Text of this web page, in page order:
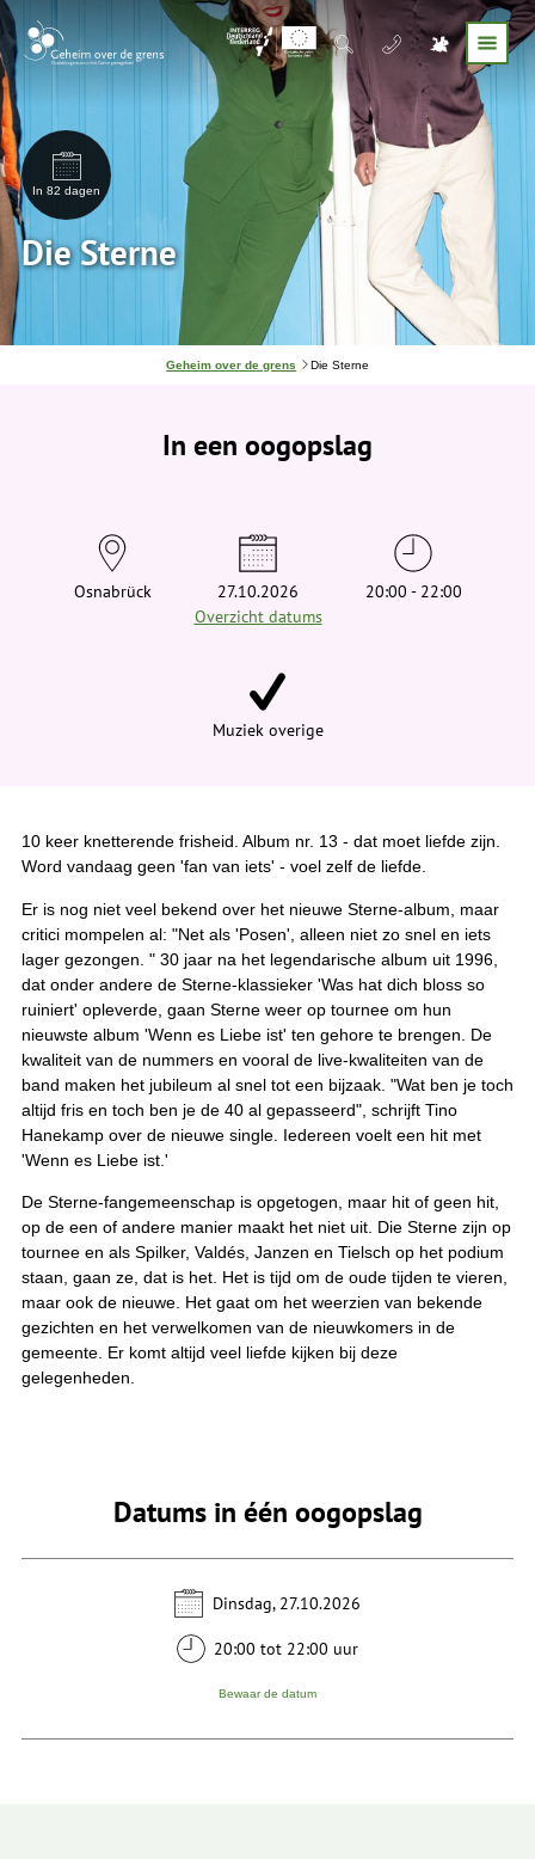
In 82 dagen
Die Sterne
J
v
i
Geheim over de grens Die Sterne
In een oogopslag
Osnabrück
27.10.2026
Overzicht datums
20:00 - 22:00
Muziek overige
10 keer knetterende frisheid. Album nr. 13 - dat moet liefde zijn.
Word vandaag geen 'fan van iets' - voel zelf de liefde.
Er is nog niet veel bekend over het nieuwe Sterne-album, maar
critici mompelen al: "Net als 'Posen', alleen niet zo snel en iets
lager gezongen. " 30 jaar na het legendarische album uit 1996,
dat onder andere de Sterne-klassieker 'Was hat dich bloss so
ruiniert' opleverde, gaan Sterne weer op tournee om hun
nieuwste album 'Wenn es Liebe ist' ten gehore te brengen. De
kwaliteit van de nummers en vooral de live-kwaliteiten van de
band maken het jubileum al snel tot een bijzaak. "Wat ben je toch
altijd fris en toch ben je de 40 al gepasseerd", schrijft Tino
Hanekamp over de nieuwe single. Iedereen voelt een hit met
'Wenn es Liebe ist.'
De Sterne-fangemeenschap is opgetogen, maar hit of geen hit,
op de een of andere manier maakt het niet uit. Die Sterne zijn op
tournee en als Spilker, Valdés, Janzen en Tielsch op het podium
staan, gaan ze, dat is het. Het is tijd om de oude tijden te vieren,
maar ook de nieuwe. Het gaat om het weerzien van bekende
gezichten en het verwelkomen van de nieuwkomers in de
gemeente. Er komt altijd veel liefde kijken bij deze
gelegenheden.
Datums in één oogopslag
Dinsdag, 27.10.2026
20:00 tot 22:00 uur
Bewaar de datum